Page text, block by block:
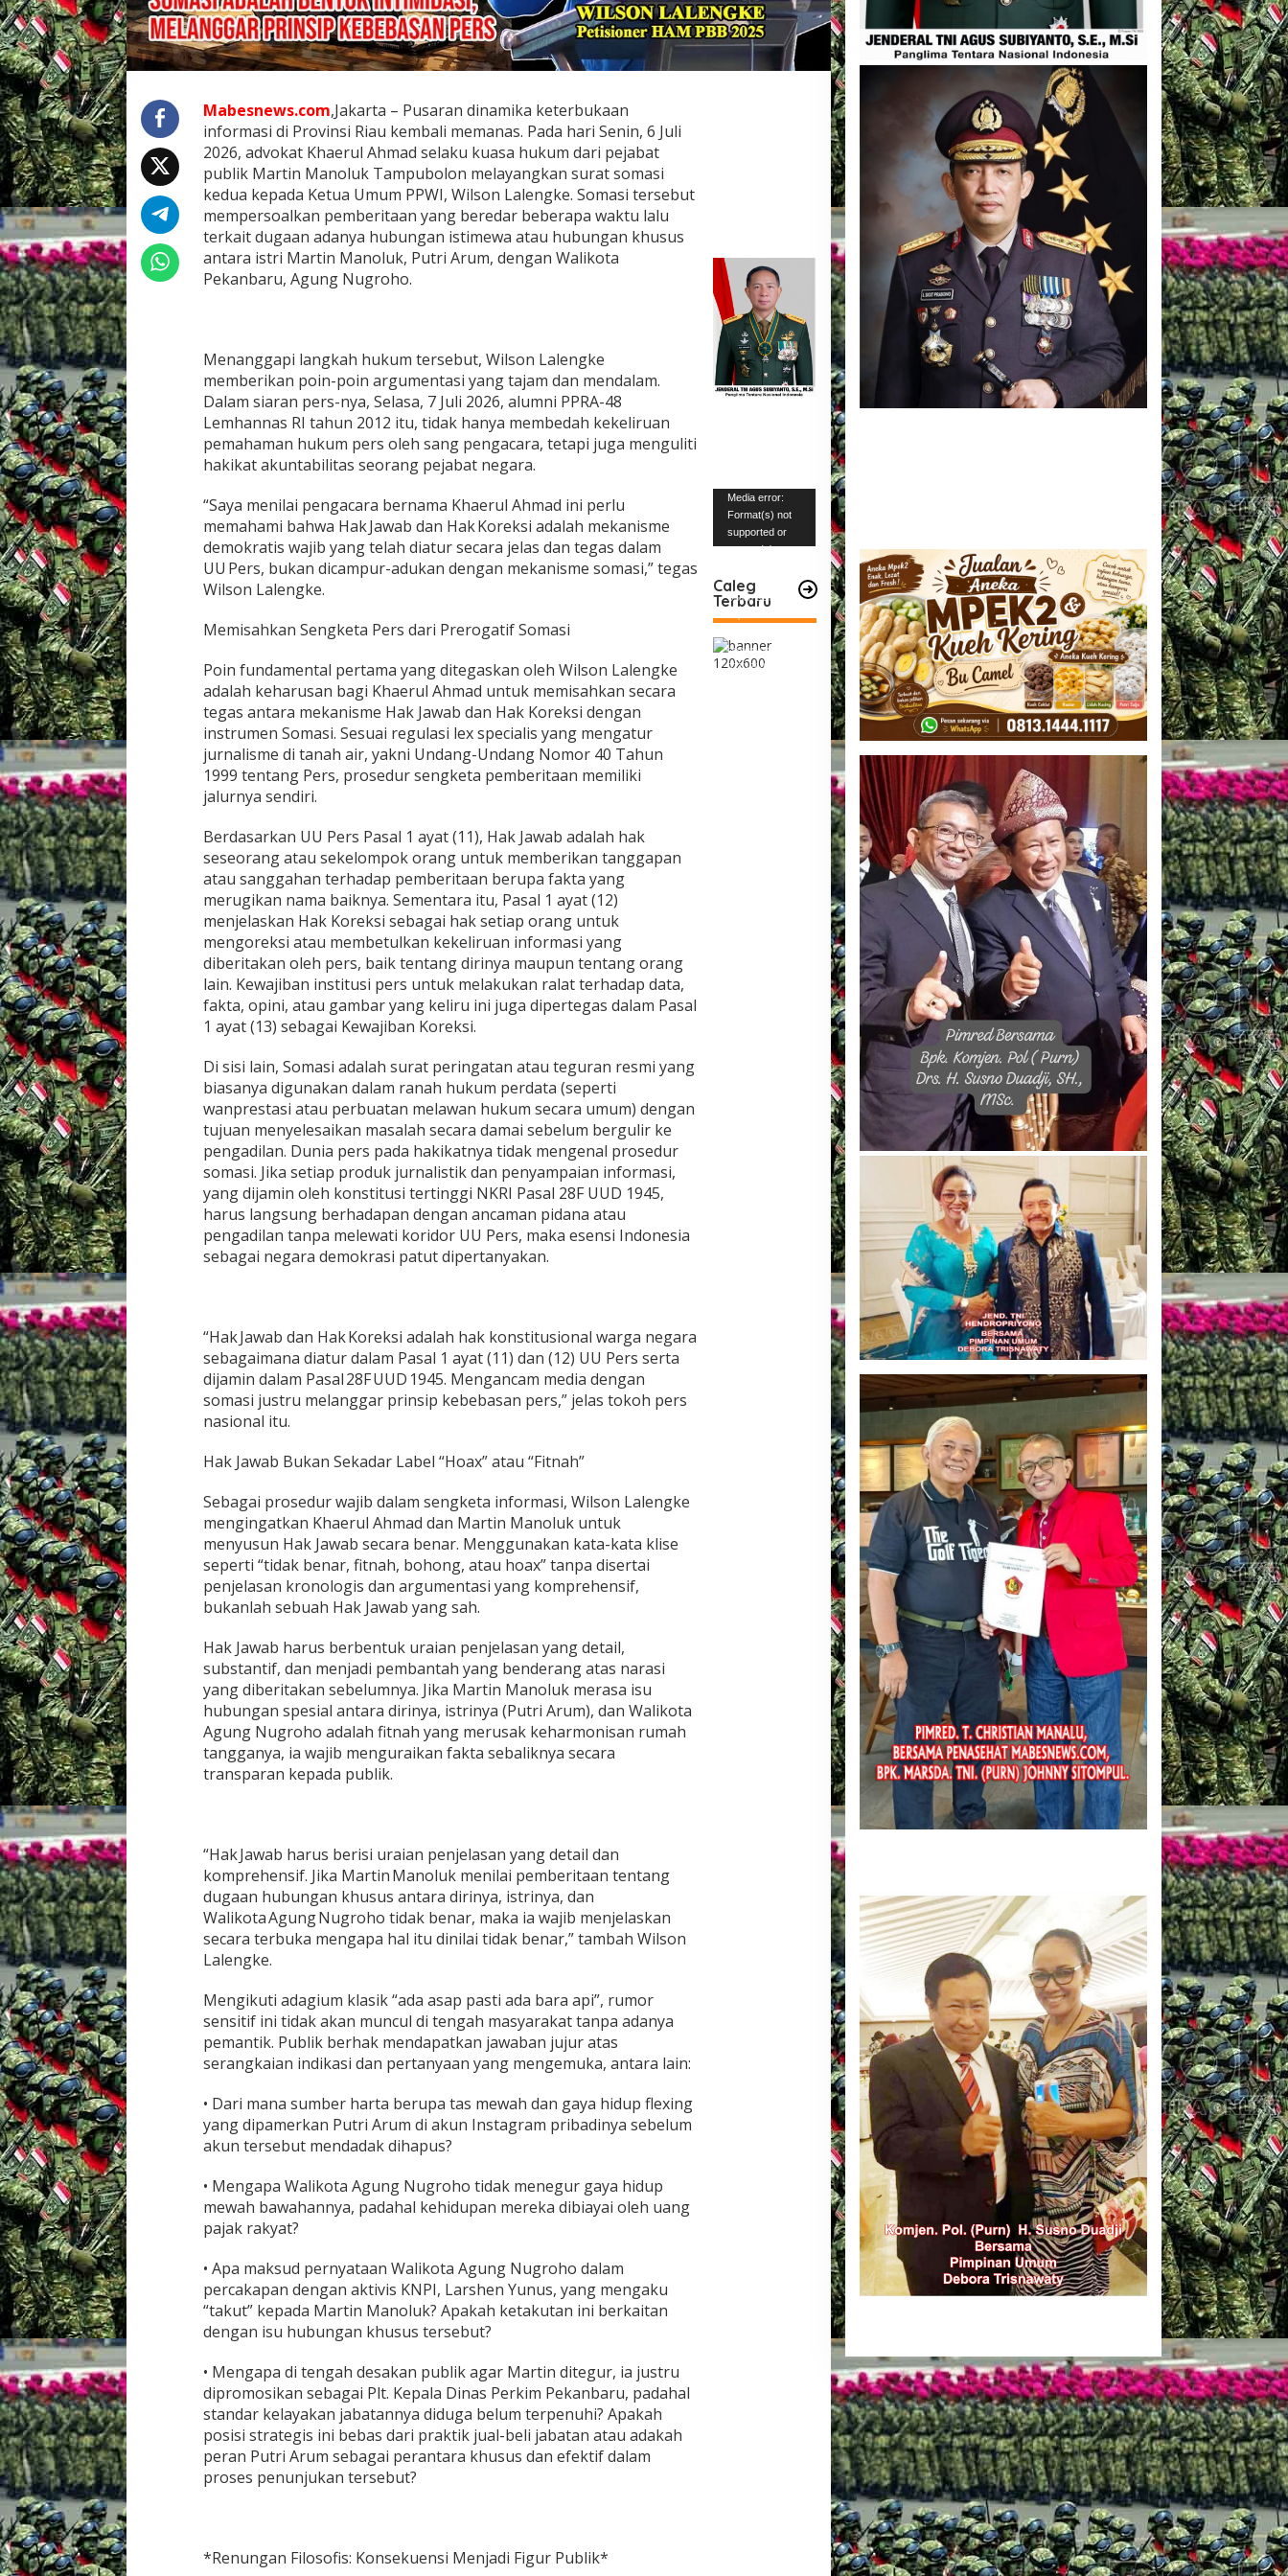
b
l
i
k
e
d
a
h
Y
u
r
i
d
s
s
S
e
n
g
k
e
P
e
m
b
r
t
a
n
M
a
r
t
i
M
n
o
l
u
k
,
P
u
t
r
i
A
u
m
d
a
n
A
g
u
n
g
N
u
o
Mabesnews.com,Jakarta – Pusaran dinamika keterbukaan
informasi di Provinsi Riau kembali memanas. Pada hari Senin, 6 Juli
2026, advokat Khaerul Ahmad selaku kuasa hukum dari pejabat
publik Martin Manoluk Tampubolon melayangkan surat somasi
kedua kepada Ketua Umum PPWI, Wilson Lalengke. Somasi tersebut
mempersoalkan pemberitaan yang beredar beberapa waktu lalu
terkait dugaan adanya hubungan istimewa atau hubungan khusus
antara istri Martin Manoluk, Putri Arum, dengan Walikota
Pekanbaru, Agung Nugroho.
Menanggapi langkah hukum tersebut, Wilson Lalengke
memberikan poin-poin argumentasi yang tajam dan mendalam.
Dalam siaran pers-nya, Selasa, 7 Juli 2026, alumni PPRA-48
Lemhannas RI tahun 2012 itu, tidak hanya membedah kekeliruan
pemahaman hukum pers oleh sang pengacara, tetapi juga menguliti
hakikat akuntabilitas seorang pejabat negara.
“Saya menilai pengacara bernama Khaerul Ahmad ini perlu
memahami bahwa Hak Jawab dan Hak Koreksi adalah mekanisme
demokratis wajib yang telah diatur secara jelas dan tegas dalam
UU Pers, bukan dicampur-adukan dengan mekanisme somasi,” tegas
Wilson Lalengke.
Memisahkan Sengketa Pers dari Prerogatif Somasi
Poin fundamental pertama yang ditegaskan oleh Wilson Lalengke
adalah keharusan bagi Khaerul Ahmad untuk memisahkan secara
tegas antara mekanisme Hak Jawab dan Hak Koreksi dengan
instrumen Somasi. Sesuai regulasi lex specialis yang mengatur
jurnalisme di tanah air, yakni Undang-Undang Nomor 40 Tahun
1999 tentang Pers, prosedur sengketa pemberitaan memiliki
jalurnya sendiri.
Berdasarkan UU Pers Pasal 1 ayat (11), Hak Jawab adalah hak
seseorang atau sekelompok orang untuk memberikan tanggapan
atau sanggahan terhadap pemberitaan berupa fakta yang
merugikan nama baiknya. Sementara itu, Pasal 1 ayat (12)
menjelaskan Hak Koreksi sebagai hak setiap orang untuk
mengoreksi atau membetulkan kekeliruan informasi yang
diberitakan oleh pers, baik tentang dirinya maupun tentang orang
lain. Kewajiban institusi pers untuk melakukan ralat terhadap data,
fakta, opini, atau gambar yang keliru ini juga dipertegas dalam Pasal
1 ayat (13) sebagai Kewajiban Koreksi.
Di sisi lain, Somasi adalah surat peringatan atau teguran resmi yang
biasanya digunakan dalam ranah hukum perdata (seperti
wanprestasi atau perbuatan melawan hukum secara umum) dengan
tujuan menyelesaikan masalah secara damai sebelum bergulir ke
pengadilan. Dunia pers pada hakikatnya tidak mengenal prosedur
somasi. Jika setiap produk jurnalistik dan penyampaian informasi,
yang dijamin oleh konstitusi tertinggi NKRI Pasal 28F UUD 1945,
harus langsung berhadapan dengan ancaman pidana atau
pengadilan tanpa melewati koridor UU Pers, maka esensi Indonesia
sebagai negara demokrasi patut dipertanyakan.
“Hak Jawab dan Hak Koreksi adalah hak konstitusional warga negara
sebagaimana diatur dalam Pasal 1 ayat (11) dan (12) UU Pers serta
dijamin dalam Pasal 28F UUD 1945. Mengancam media dengan
somasi justru melanggar prinsip kebebasan pers,” jelas tokoh pers
nasional itu.
Hak Jawab Bukan Sekadar Label “Hoax” atau “Fitnah”
Sebagai prosedur wajib dalam sengketa informasi, Wilson Lalengke
mengingatkan Khaerul Ahmad dan Martin Manoluk untuk
menyusun Hak Jawab secara benar. Menggunakan kata-kata klise
seperti “tidak benar, fitnah, bohong, atau hoax” tanpa disertai
penjelasan kronologis dan argumentasi yang komprehensif,
bukanlah sebuah Hak Jawab yang sah.
Hak Jawab harus berbentuk uraian penjelasan yang detail,
substantif, dan menjadi pembantah yang benderang atas narasi
yang diberitakan sebelumnya. Jika Martin Manoluk merasa isu
hubungan spesial antara dirinya, istrinya (Putri Arum), dan Walikota
Agung Nugroho adalah fitnah yang merusak keharmonisan rumah
tangganya, ia wajib menguraikan fakta sebaliknya secara
transparan kepada publik.
“Hak Jawab harus berisi uraian penjelasan yang detail dan
komprehensif. Jika Martin Manoluk menilai pemberitaan tentang
dugaan hubungan khusus antara dirinya, istrinya, dan
Walikota Agung Nugroho tidak benar, maka ia wajib menjelaskan
secara terbuka mengapa hal itu dinilai tidak benar,” tambah Wilson
Lalengke.
Mengikuti adagium klasik “ada asap pasti ada bara api”, rumor
sensitif ini tidak akan muncul di tengah masyarakat tanpa adanya
pemantik. Publik berhak mendapatkan jawaban jujur atas
serangkaian indikasi dan pertanyaan yang mengemuka, antara lain:
• Dari mana sumber harta berupa tas mewah dan gaya hidup flexing
yang dipamerkan Putri Arum di akun Instagram pribadinya sebelum
akun tersebut mendadak dihapus?
• Mengapa Walikota Agung Nugroho tidak menegur gaya hidup
mewah bawahannya, padahal kehidupan mereka dibiayai oleh uang
pajak rakyat?
• Apa maksud pernyataan Walikota Agung Nugroho dalam
percakapan dengan aktivis KNPI, Larshen Yunus, yang mengaku
“takut” kepada Martin Manoluk? Apakah ketakutan ini berkaitan
dengan isu hubungan khusus tersebut?
• Mengapa di tengah desakan publik agar Martin ditegur, ia justru
dipromosikan sebagai Plt. Kepala Dinas Perkim Pekanbaru, padahal
standar kelayakan jabatannya diduga belum terpenuhi? Apakah
posisi strategis ini bebas dari praktik jual-beli jabatan atau adakah
peran Putri Arum sebagai perantara khusus dan efektif dalam
proses penunjukan tersebut?
*Renungan Filosofis: Konsekuensi Menjadi Figur Publik*
Pemutar
Video
Media error:
Format(s) not
supported or
source(s) not
Unduh Berkas:
content/uploads/2
023/12/VID-
Caleg
Terbaru